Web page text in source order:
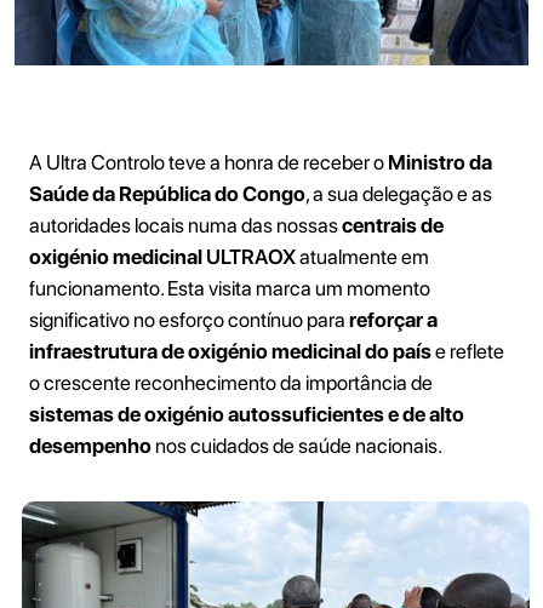
A Ultra Controlo teve a honra de receber o Ministro da
Saúde da República do Congo, a sua delegação e as
autoridades locais numa das nossascentrais de
oxigénio medicinal ULTRAOXatualmente em
funcionamento. Esta visita marca um momento
significativo no esforço contínuo para reforçar a
infraestrutura de oxigénio medicinal do paíse reflete
o crescente reconhecimento da importância de
sistemas de oxigénio autossuficientes e de alto
desempenhonos cuidados de saúde nacionais.